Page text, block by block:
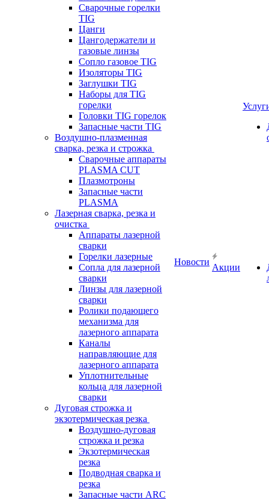
Сварочные горелки
TIG
Цанги
Цангодержатели и
газовые линзы
Сопло газовое TIG
Изоляторы TIG
Заглушки TIG
Наборы для TIG
горелки
Головки TIG горелок
Запасные части TIG
Воздушно-плазменная
сварка, резка и строжка
Сварочные аппараты
PLASMA CUT
Плазмотроны
Запасные части
PLASMA
Лазерная сварка, резка и
очистка
Аппараты лазерной
сварки
Горелки лазерные
Сопла для лазерной
сварки
Линзы для лазерной
сварки
Ролики подающего
механизма для
лазерного аппарата
Каналы
направляющие для
лазерного аппарата
Уплотнительные
кольца для лазерной
сварки
Дуговая строжка и
экзотермическая резка
Воздушно-дуговая
строжка и резка
Экзотермическая
резка
Подводная сварка и
резка
Запасные части ARC
Новости
Акции